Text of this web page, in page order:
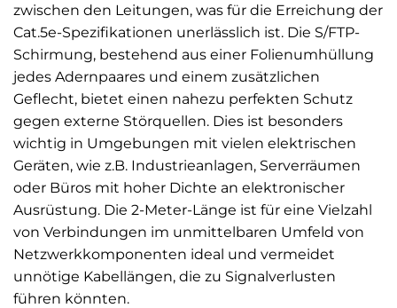
zwischen den Leitungen, was für die Erreichung der
Cat.5e-Spezifikationen unerlässlich ist. Die S/FTP-
Schirmung, bestehend aus einer Folienumhüllung
jedes Adernpaares und einem zusätzlichen
Geflecht, bietet einen nahezu perfekten Schutz
gegen externe Störquellen. Dies ist besonders
wichtig in Umgebungen mit vielen elektrischen
Geräten, wie z.B. Industrieanlagen, Serverräumen
oder Büros mit hoher Dichte an elektronischer
Ausrüstung. Die 2-Meter-Länge ist für eine Vielzahl
von Verbindungen im unmittelbaren Umfeld von
Netzwerkkomponenten ideal und vermeidet
unnötige Kabellängen, die zu Signalverlusten
führen könnten.